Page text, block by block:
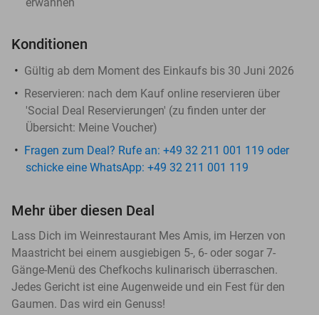
Konditionen
Gültig ab dem Moment des Einkaufs bis 30 Juni 2026
Reservieren: nach dem Kauf online reservieren über
'Social Deal Reservierungen' (zu finden unter der
Übersicht: Meine Voucher)
Fragen zum Deal? Rufe an: +49 32 211 001 119 oder
schicke eine WhatsApp: +49 32 211 001 119
Mehr über diesen Deal
Lass Dich im Weinrestaurant Mes Amis, im Herzen von
Maastricht bei einem ausgiebigen 5-, 6- oder sogar 7-
Gänge-Menü des Chefkochs kulinarisch überraschen.
Jedes Gericht ist eine Augenweide und ein Fest für den
Gaumen. Das wird ein Genuss!